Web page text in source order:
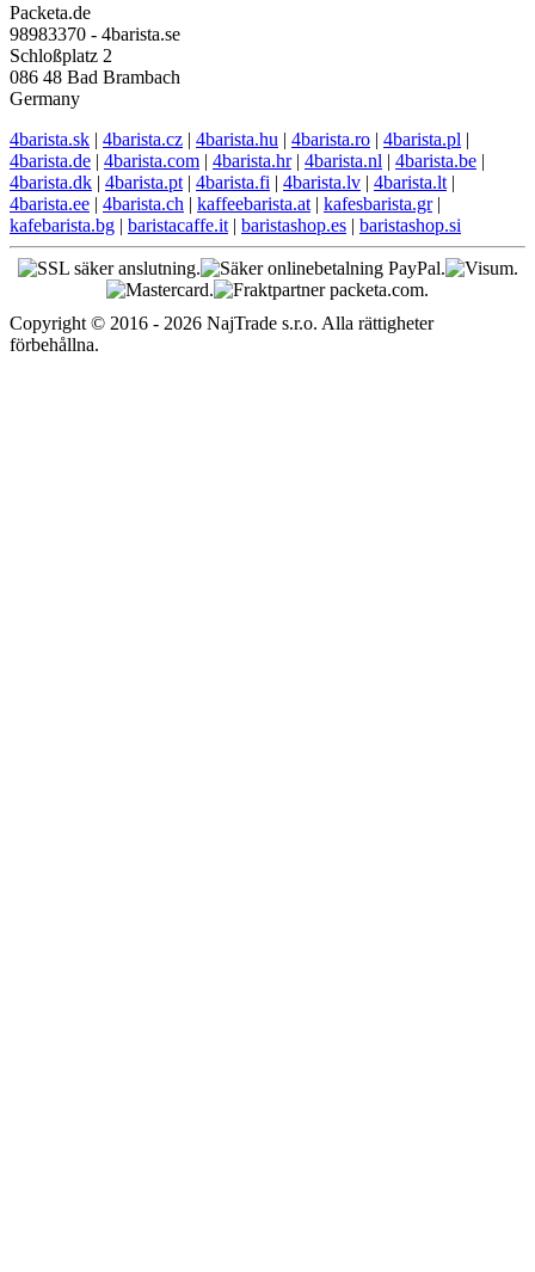
Packeta.de
98983370 - 4barista.se
Schloßplatz 2
086 48 Bad Brambach
Germany
4barista.sk | 4barista.cz | 4barista.hu | 4barista.ro | 4barista.pl |
4barista.de | 4barista.com | 4barista.hr| 4barista.nl | 4barista.be |
4barista.dk | 4barista.pt | 4barista.fi | 4barista.lv | 4barista.lt |
4barista.ee | 4barista.ch | kaffeebarista.at | kafesbarista.gr|
kafebarista.bg | baristacaffe.it | baristashop.es | baristashop.si
Copyright © 2016 - 2026 NajTrade s.r.o. Alla rättigheter
förbehållna.